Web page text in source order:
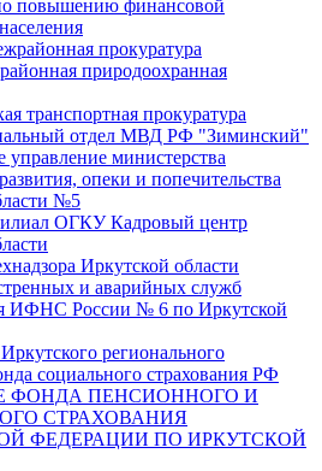
повышению финансовой
прокуратура
природоохранная
транспортная прокуратура
отдел МВД РФ "Зиминский"
министерства
опеки и попечительства
№5
ОГКУ Кадровый центр
Иркутской области
и аварийных служб
ИФНС России № 6 по Иркутской
регионального
социального страхования РФ
ФОНДА ПЕНСИОННОГО И
СТРАХОВАНИЯ
ФЕДЕРАЦИИ ПО ИРКУТСКОЙ